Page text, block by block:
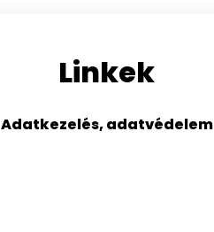
Linkek
Adatkezelés, adatvédelem